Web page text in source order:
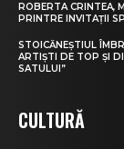
ROBERTA CRINTEA,
PRINTRE INVITAȚII
STOICĂNEȘTIUL
ARTIȘTI DE TOP ȘI
SATULUI”
CULTURĂ